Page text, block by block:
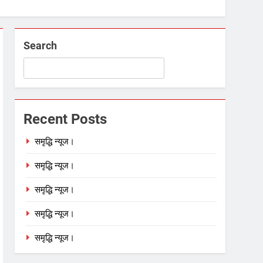
Search
Recent Posts
समृद्धि न्यूज।
समृद्धि न्यूज।
समृद्धि न्यूज।
समृद्धि न्यूज।
समृद्धि न्यूज।